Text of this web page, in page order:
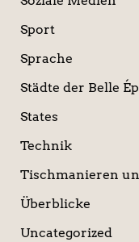
Sport
Sprache
Städte der Belle
States
Technik
Tischmanieren
Überblicke
Uncategorized